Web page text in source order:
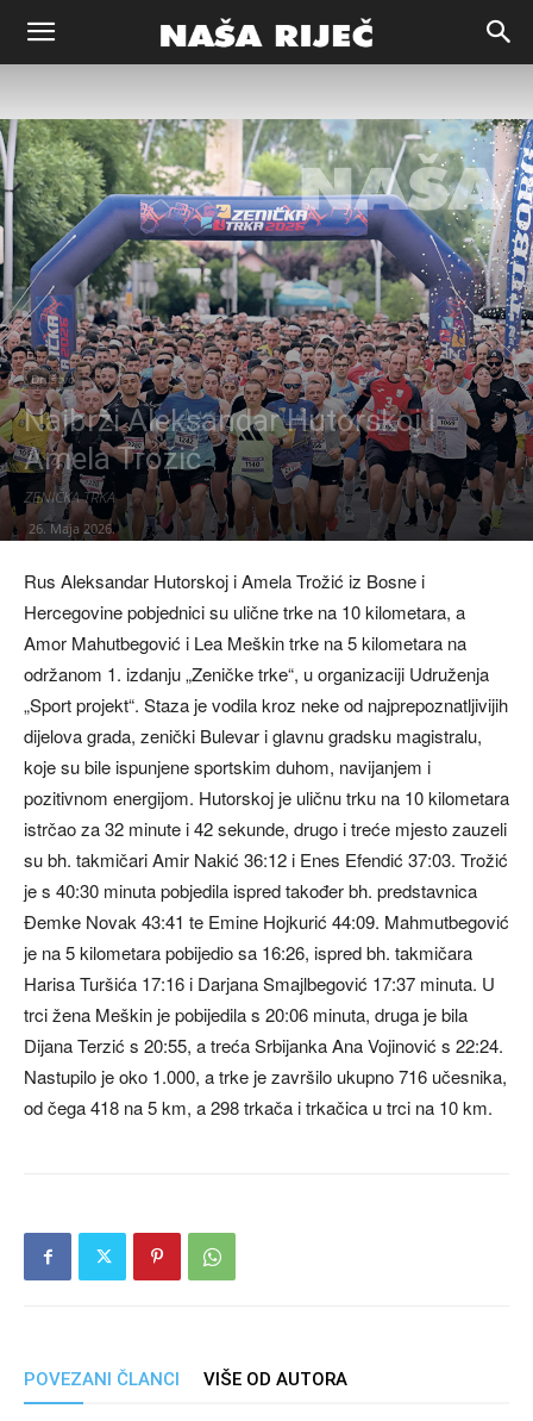
Naša
riječ
Zenica
Društvo
Najbrži Aleksandar Hutorskoj i
Amela Trožić
ZENIČKA TRKA
26. Maja 2026.
Rus Aleksandar Hutorskoj i Amela Trožić iz Bosne i
Hercegovine pobjednici su ulične trke na 10 kilometara, a
Amor Mahutbegović i Lea Meškin trke na 5 kilometara na
održanom 1. izdanju „Zeničke trke“, u organizaciji Udruženja
„Sport projekt“. Staza je vodila kroz neke od najprepoznatljivijih
dijelova grada, zenički Bulevar i glavnu gradsku magistralu,
koje su bile ispunjene sportskim duhom, navijanjem i
pozitivnom energijom. Hutorskoj je uličnu trku na 10 kilometara
istrčao za 32 minute i 42 sekunde, drugo i treće mjesto zauzeli
su bh. takmičari Amir Nakić 36:12 i Enes Efendić 37:03. Trožić
je s 40:30 minuta pobjedila ispred također bh. predstavnica
Đemke Novak 43:41 te Emine Hojkurić 44:09. Mahmutbegović
je na 5 kilometara pobijedio sa 16:26, ispred bh. takmičara
Harisa Turšića 17:16 i Darjana Smajlbegović 17:37 minuta. U
trci žena Meškin je pobijedila s 20:06 minuta, druga je bila
Dijana Terzić s 20:55, a treća Srbijanka Ana Vojinović s 22:24.
Nastupilo je oko 1.000, a trke je završilo ukupno 716 učesnika,
od čega 418 na 5 km, a 298 trkača i trkačica u trci na 10 km.
POVEZANI ČLANCI VIŠE OD AUTORA